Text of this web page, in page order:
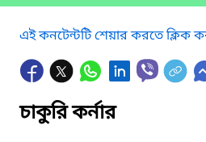
এই কনটেন্টটি শেয়ার করতে ক্লিক
চাকুরি কর্নার